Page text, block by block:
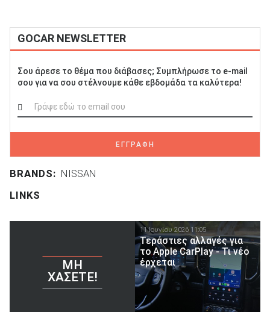
GOCAR NEWSLETTER
Σου άρεσε το θέμα που διάβασες; Συμπλήρωσε το e-mail
σου για να σου στέλνουμε κάθε εβδομάδα τα καλύτερα!
ΕΓΓΡΑΦΗ
BRANDS: NISSAN
LINKS
ΜΗ
ΧΆΣΕΤΕ!
11 Ιουνίου 2026 11:05
Τεράστιες αλλαγές για
το Apple CarPlay - Τι νέο
έρχεται